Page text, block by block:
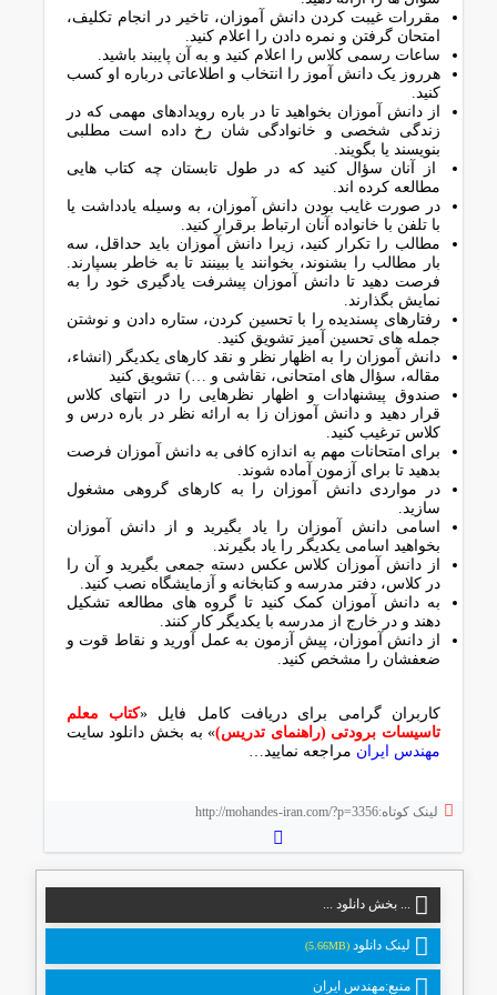
مقررات غیبت کردن دانش آموزان، تاخیر در انجام تکلیف،
امتحان گرفتن و نمره دادن را اعلام کنید.
ساعات رسمی کلاس را اعلام کنید و به آن پایبند باشید.
هرروز یک دانش آموز را انتخاب و اطلاعاتی درباره او کسب
کنید.
از دانش آموزان بخواهید تا در باره رویدادهای مهمی که در
زندگی شخصی و خانوادگی شان رخ داده است مطلبی
بنویسند یا بگویند.
از آنان سؤال کنید که در طول تابستان چه کتاب هایی
مطالعه کرده اند.
در صورت غایب بودن دانش آموزان، به وسیله یادداشت یا
با تلفن با خانواده آنان ارتباط برقرار کنید.
مطالب را تکرار کنید، زیرا دانش آموزان باید حداقل، سه
بار مطالب را بشنوند، بخوانند یا ببینند تا به خاطر بسپارند.
فرصت دهید تا دانش آموزان پیشرفت یادگیری خود را به
نمایش بگذارند.
رفتارهای پسندیده را با تحسین کردن، ستاره دادن و نوشتن
جمله های تحسین آمیز تشویق کنید.
دانش آموزان را به اظهار نظر و نقد کارهای یکدیگر (انشاء،
مقاله، سؤال های امتحانی، نقاشی و …) تشویق کنید
صندوق پیشنهادات و اظهار نظرهایی را در انتهای کلاس
قرار دهید و دانش آموزان زا به ارائه نظر در باره درس و
کلاس ترغیب کنید.
برای امتحانات مهم به اندازه کافی به دانش آموزان فرصت
بدهید تا برای آزمون آماده شوند.
در مواردی دانش آموزان را به کارهای گروهی مشغول
سازید.
اسامی دانش آموزان را یاد بگیرید و از دانش آموزان
بخواهید اسامی یکدیگر را یاد بگیرند.
از دانش آموزان کلاس عکس دسته جمعی بگیرید و آن را
در کلاس، دفتر مدرسه و کتابخانه و آزمایشگاه نصب کنید.
به دانش آموزان کمک کنید تا گروه های مطالعه تشکیل
دهند و در خارج از مدرسه با یکدیگر کار کنند.
از دانش آموزان، پیش آزمون به عمل آورید و نقاط قوت و
ضعفشان را مشخص کنید.
کاربران گرامی برای دریافت کامل فایل «کتاب معلم
تاسیسات برودتی (راهنمای تدریس)» به بخش دانلود سایت
مهندس ایران مراجعه نمایید…
لینک کوتاه:http://mohandes-iran.com/?p=3356
... بخش دانلود ...
لینک دانلود (5.66MB)
منبع:مهندس ایران